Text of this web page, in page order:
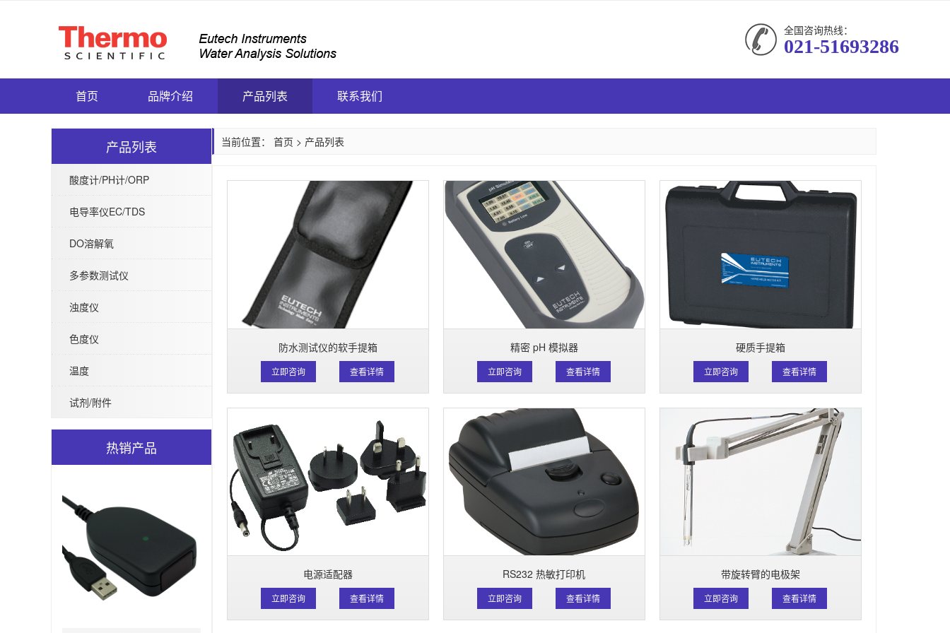
全国咨询热线：
021-51693286
首页 品牌介绍 产品列表 联系我们
产品列表
酸度计/PH计/ORP
电导率仪EC/TDS
DO溶解氧
多参数测试仪
浊度仪
色度仪
温度
试剂/附件
热销产品
当前位置： 首页 > 产品列表
防水测试仪的软手提箱
立即咨询 查看详情
精密 pH 模拟器
立即咨询 查看详情
硬质手提箱
立即咨询 查看详情
电源适配器
立即咨询 查看详情
RS232 热敏打印机
立即咨询 查看详情
带旋转臂的电极架
立即咨询 查看详情